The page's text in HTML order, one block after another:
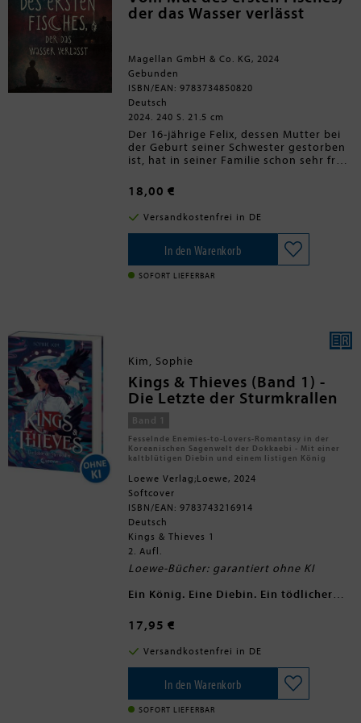
der das Wasser verlässt
Magellan GmbH & Co. KG, 2024
Gebunden
ISBN/EAN: 9783734850820
Deutsch
2024. 240 S. 21.5 cm
Der 16-jährige Felix, dessen Mutter bei
der Geburt seiner Schwester gestorben
ist, hat in seiner Familie schon sehr früh
funktionierenden Alltag übernehmen
müssen. Im Bemühen, alles richtig zu
machen, will er sich seine
Überforderung nicht eingestehen, leidet
unter Schuldgefühlen und hat seine
Hoffnung auf Freundschaften und auf
ein eigenständigeres Leben lange
verdrängt. In einem
Schicksalsschlag ebenfalls aus der Bahn
geraten ist. Obwohl die beiden jungen
Menschen mit ihren Problemen völlig
unterschiedlich umgehen und wenig
miteinander gemein haben, beschließen
sie, gemeinsam den Ursachen der
unheimlichen Geschehnisse in der Villa
Theodora auf den Grund zu gehen. -
Einfühlsam und glaubwürdig erzählt die
Autorin von den Herausforderungen auf
Identitätssuche und dem verzweifelten
Streben nach Zugehörigkeit und von
den vielen inneren Konflikten, die die
Suche nach neuen Lebensperspektiven
begleiten. Ein wunderbar stimmiger
Jugendroman, der lange nachwirkt.
18,00 €
Versandkostenfrei in DE
In den Warenkorb
SOFORT LIEFERBAR
Kim, Sophie
Kings & Thieves (Band 1) -
Die Letzte der Sturmkrallen
Band 1
Fesselnde Enemies-to-Lovers-Romantasy in der
Koreanischen Sagenwelt der Dokkaebi - Mit einer
kaltblütigen Diebin und einem listigen König
Loewe Verlag;Loewe, 2024
Softcover
ISBN/EAN: 9783743216914
Deutsch
Kings & Thieves 1
2. Aufl.
Loewe-Bücher: garantiert ohne KI
Ein König. Eine Diebin. Ein tödlicher
Lina ist eine Sturmkralle, eine Diebin
und Assassine. Da wird ihre Gang von
den Schwarzkranichen getötet und Lina
muss für die Mörder arbeiten. Bis ihr
nach einem Diebstahl Rui erscheint - der
Herrscher der mächtigen Dokkaebi. Zur
Strafe für ihre Tat entführt er Lina in
sein Reich. Dort bietet Rui ihr jedoch
17,95 €
Versandkostenfrei in DE
In den Warenkorb
SOFORT LIEFERBAR